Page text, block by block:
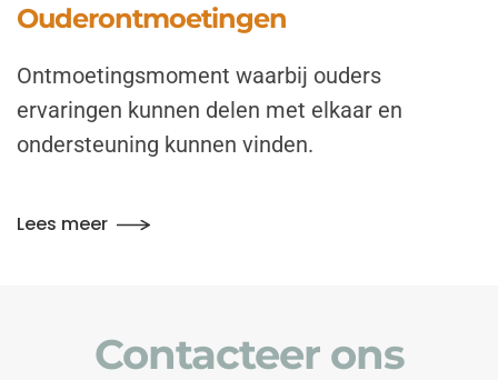
Ouderontmoetingen
Ontmoetingsmoment waarbij ouders
ervaringen kunnen delen met elkaar en
ondersteuning kunnen vinden.
Lees meer
Contacteer ons